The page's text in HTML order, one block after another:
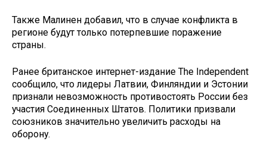
Также Малинен добавил, что в случае конфликта в
регионе будут только потерпевшие поражение
страны.
Ранее британское интернет-издание The Independent
сообщило, что лидеры Латвии, Финляндии и Эстонии
признали невозможность противостоять России без
участия Соединенных Штатов. Политики призвали
союзников значительно увеличить расходы на
оборону.